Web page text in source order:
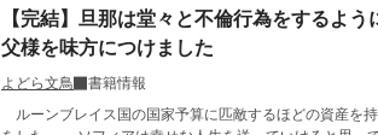
【完結】旦那は堂々と不倫行為をするよ
父様を味方につけました
よどら文鳥
書籍情報
ルーンブレイス国の国家予算に匹敵するほどの資産を